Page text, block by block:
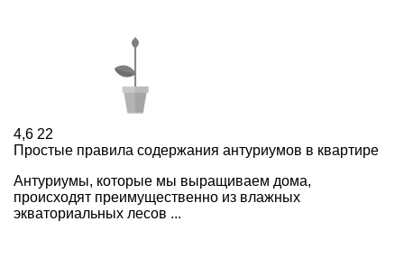
4,6 22
Простые правила содержания антуриумов в квартире
Антуриумы, которые мы выращиваем дома,
происходят преимущественно из влажных
экваториальных лесов ...